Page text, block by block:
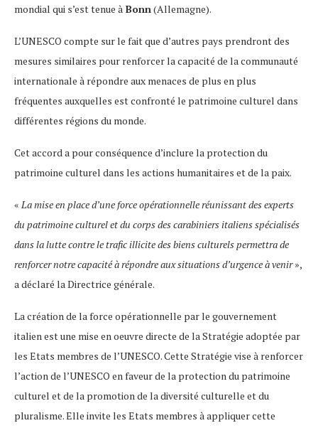
mondial qui s’est tenue à Bonn(Allemagne).
L’UNESCO compte sur le fait que d’autres pays prendront des
mesures similaires pour renforcer la capacité de la communauté
internationale à répondre aux menaces de plus en plus
fréquentes auxquelles est confronté le patrimoine culturel dans
différentes régions du monde.
Cet accord a pour conséquence d’inclure la protection du
patrimoine culturel dans les actions humanitaires et de la paix.
« La mise en place d’une force opérationnelle réunissant des experts
du patrimoine culturel et du corps des carabiniers italiens spécialisés
dans la lutte contre le trafic illicite des biens culturels permettra de
renforcer notre capacité à répondre aux situations d’urgence à venir»,
a déclaré la Directrice générale.
La création de la force opérationnelle par le gouvernement
italien est une mise en oeuvre directe de la Stratégie adoptée par
les Etats membres de l’UNESCO. Cette Stratégie vise à renforcer
l’action de l’UNESCO en faveur de la protection du patrimoine
culturel et de la promotion de la diversité culturelle et du
pluralisme. Elle invite les Etats membres à appliquer cette